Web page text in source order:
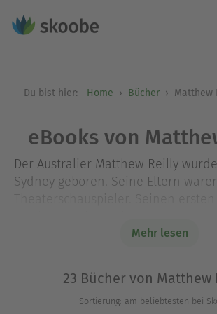
Du bist hier: Home Bücher Matthew
eBooks von
Der Australier Matthew Reilly wurde
Sydney geboren. Seine Eltern
nur Absagen erhielt, ließ er 1000
wurde der Verlag Pan Macmillan
Autor aufmerksam und nahm ihn
Schon mit seinem nächsten Roman
Mehr lesen
23 Bücher von Matthew
Sortierung: am beliebtesten bei